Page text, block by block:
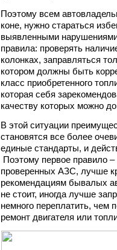
Поэтому всем
коне, нужно стараться
выявленными
правила: проверять
колонках, заправляться
котором должны быть
класс приобретенного
которая себя
качеству которых можно
В этой ситуации
становятся все более
единые стандарты, и
Поэтому первое правило
проверенных АЗС, лучше
рекомендациям бывалых
не стоит, иногда лучше
немного переплатить, чем
ремонт двигателя или